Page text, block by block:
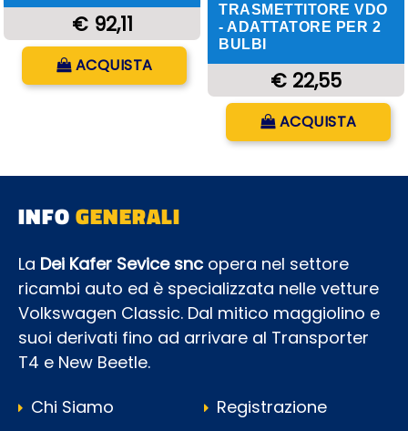
€ 92,11
ACQUISTA
TRASMETTITORE VDO
- ADATTATORE PER 2
BULBI
€ 22,55
ACQUISTA
INFOGENERALI
La Dei Kafer Sevice snc opera nel settore
ricambi auto ed è specializzata nelle vetture
Volkswagen Classic. Dal mitico maggiolino e
suoi derivati fino ad arrivare al Transporter
T4 e New Beetle.
Chi Siamo
Registrazione